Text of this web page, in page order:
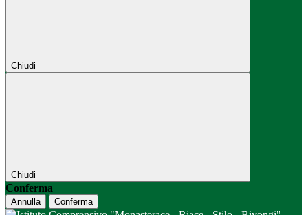
Chiudi
Chiudi
Conferma
Annulla Conferma